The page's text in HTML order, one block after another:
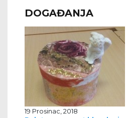
DOGAĐANJA
19 Prosinac, 2018